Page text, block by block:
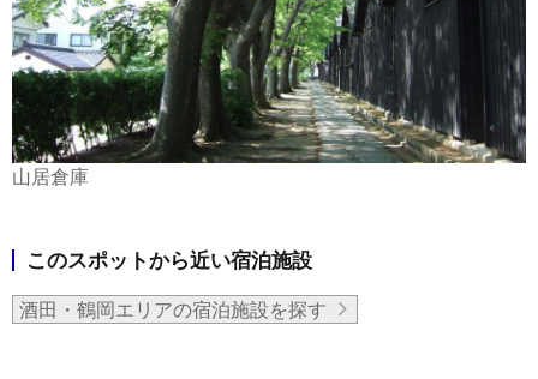
山居倉庫
このスポットから近い宿泊施設
酒田・鶴岡エリアの宿泊施設を探す